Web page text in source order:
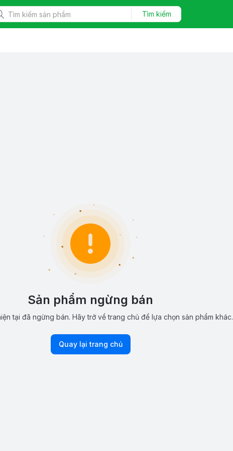
Tìm kiếm
Sản phẩm ngừng bán
tại đã ngừng bán. Hãy trở về trang chủ để lựa chọn sản phẩm khác.
Quay lại trang chủ